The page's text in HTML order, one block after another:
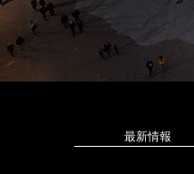
最新情報